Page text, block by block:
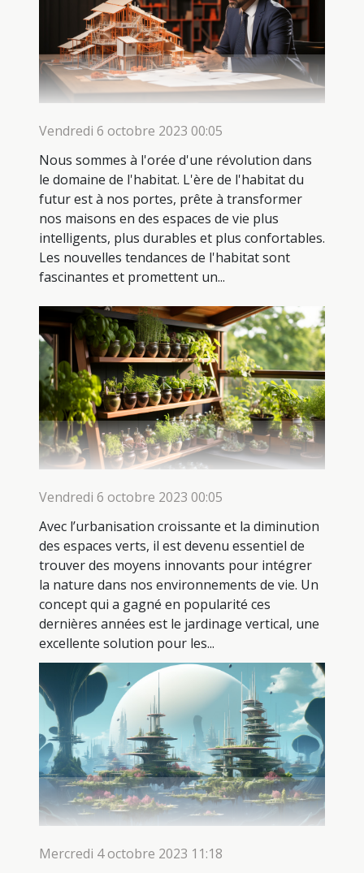
Vendredi 6 octobre 2023 00:05
Nous sommes à l'orée d'une révolution dans
le domaine de l'habitat. L'ère de l'habitat du
futur est à nos portes, prête à transformer
nos maisons en des espaces de vie plus
intelligents, plus durables et plus confortables.
Les nouvelles tendances de l'habitat sont
fascinantes et promettent un...
Vendredi 6 octobre 2023 00:05
Avec l’urbanisation croissante et la diminution
des espaces verts, il est devenu essentiel de
trouver des moyens innovants pour intégrer
la nature dans nos environnements de vie. Un
concept qui a gagné en popularité ces
dernières années est le jardinage vertical, une
excellente solution pour les...
Mercredi 4 octobre 2023 11:18